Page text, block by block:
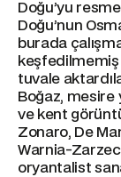
Doğu’yu
Doğu’nun
burada
keşfedilmemiş
tuvale
Boğaz, mesire
ve kent
Zonaro, De
Warnia-
oryantalist